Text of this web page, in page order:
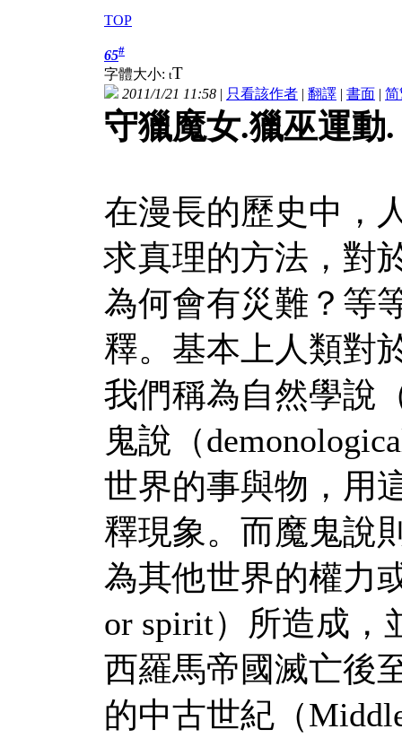
TOP
65#
字體大小: tT
2011/1/21 11:58 | 只看該作者 | 翻譯 | 書面 | 简
守獵魔女.獵巫運動.
在漫長的歷史中，
求真理的方法，對
為何會有災難？等
釋。基本上人類對
我們稱為自然學說
鬼說（
世界的事與物，用
釋現象。而魔鬼說
為其他世界的權力
or spirit）所造成，
西羅馬帝國滅亡後
的中古世紀（